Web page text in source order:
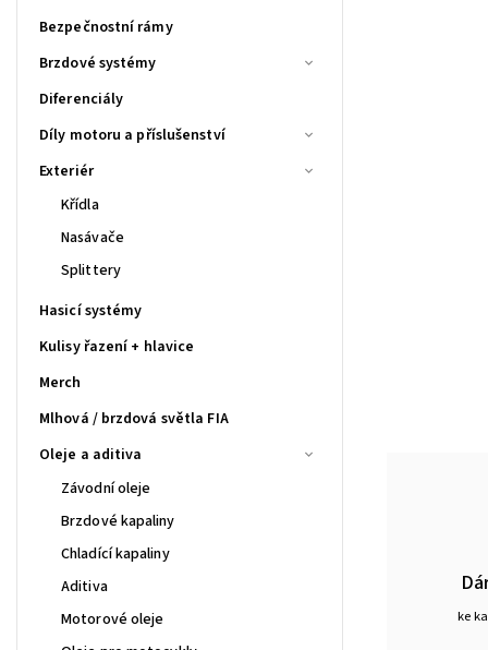
Bezpečnostní rámy
Brzdové systémy
Diferenciály
Díly motoru a příslušenství
Exteriér
Křídla
Nasávače
Splittery
Hasicí systémy
Kulisy řazení + hlavice
Merch
Mlhová / brzdová světla FIA
Oleje a aditiva
Závodní oleje
Brzdové kapaliny
Chladící kapaliny
Aditiva
Motorové oleje
ke